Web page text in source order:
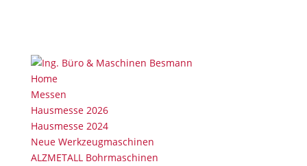
Home
Messen
Hausmesse 2026
Hausmesse 2024
Neue Werkzeugmaschinen
ALZMETALL Bohrmaschinen